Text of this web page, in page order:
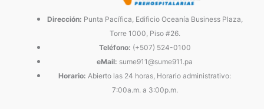
Dirección: Punta Pacífica, Edificio Oceanía Business Plaza,
Torre 1000, Piso #26.
Teléfono: (+507) 524-0100
eMail: sume911@sume911.pa
Horario: Abierto las 24 horas, Horario administrativo:
7:00a.m. a 3:00p.m.